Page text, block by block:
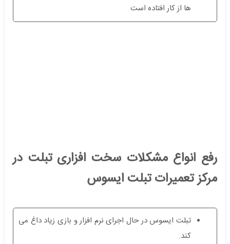
ها از کار افتاده است
رفع انواع مشکلات سخت افزاری تبلت در
مرکز تعمیرات تبلت ایسوس
تبلت ایسوس در حال اجرای نرم افزار و بازی زیاد داغ می
کند.